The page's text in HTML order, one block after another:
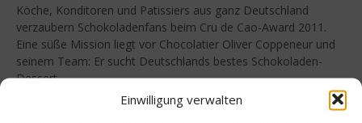
Einwilligung verwalten
Köche, Konditoren und Patissiers aus ganz Deutschland
verzaubern Schokoladenfans beim Cru de Cao-Award 2011.
Eine süße Mission liegt vor Chocolatier Oliver Coppeneur und
seinem Team: Er sucht Deutschlands bestes Schokoladen-
Dessert....